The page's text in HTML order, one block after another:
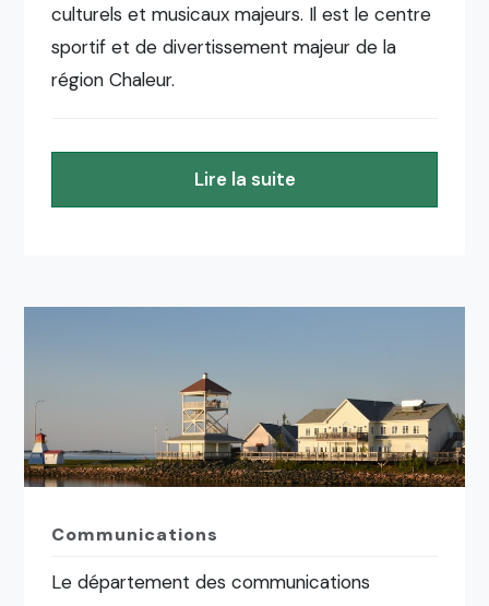
culturels et musicaux majeurs. Il est le centre
sportif et de divertissement majeur de la
région Chaleur.
Lire la suite
Communications
Le département des communications